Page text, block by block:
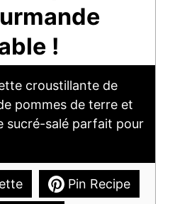
!
croustillante de
pommes de terre et
sucré-salé parfait pour
Pin Recipe